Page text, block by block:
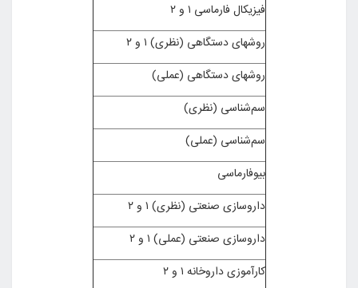
فیزیکال فارماسی ۱ و ۲
روشهای دستگاهی (نظری) ۱ و ۲
روشهای دستگاهی (عملی)
سم‌شناسی (نظری)
سم‌شناسی (عملی)
بیوفارماسی
داروسازی صنعتی (نظری) ۱ و ۲
داروسازی صنعتی (عملی) ۱ و ۲
کارآموزی داروخانه ۱ و ۲